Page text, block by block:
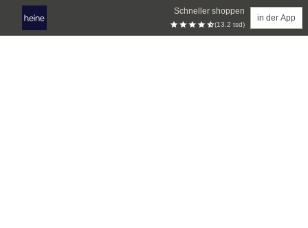
Schneller shoppen
(13.2 tsd)
in der App